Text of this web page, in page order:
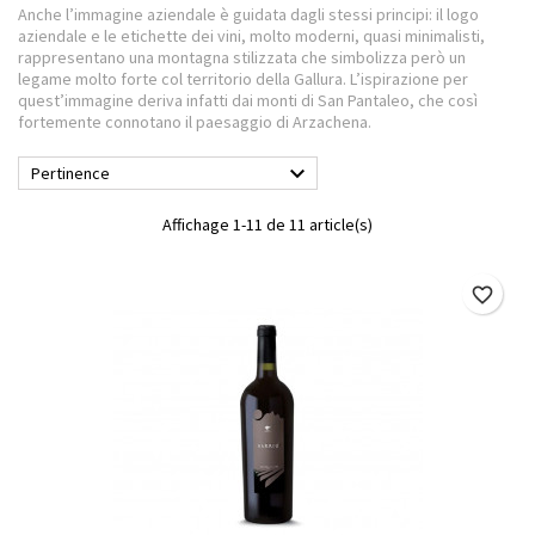
Anche l’immagine aziendale è guidata dagli stessi principi: il logo
aziendale e le etichette dei vini, molto moderni, quasi minimalisti,
rappresentano una montagna stilizzata che simbolizza però un
legame molto forte col territorio della Gallura. L’ispirazione per
quest’immagine deriva infatti dai monti di San Pantaleo, che così
fortemente connotano il paesaggio di Arzachena.
Pertinence 
Affichage 1-11 de 11 article(s)
favorite_border